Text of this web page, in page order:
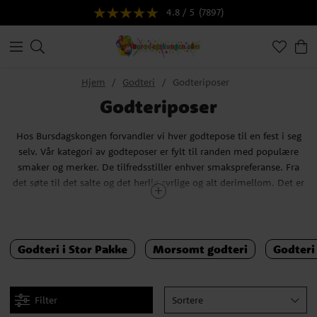
4.8 / 5 (7897)
Hjem Godteri Godteriposer
Godteriposer
Hos Bursdagskongen forvandler vi hver godtepose til en fest i seg
selv. Vår kategori av godteposer er fylt til randen med populære
smaker og merker. De tilfredsstiller enhver smakspreferanse. Fra
det søte til det salte og det herlig syrlige og alt derimellom. Det er
en verden hvor både klassiske favoritter og nye spennende smaker
Våre ferdige godteposer er perfekte for alle anledninger. Enten du
planlegger et barnebursdag, leter etter den perfekte gaven, eller
Våre Haribo Smokker i forskjellige smaker er en konstant hit, men
vi byr også på et utvalg av poser med unikt og morsomt innhold
Godteri i Stor Pakke Morsomt godteri
Filter Sortere